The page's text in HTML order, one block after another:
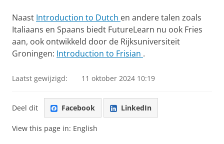
Naast Introduction to Dutch en andere talen zoals
Italiaans en Spaans biedt FutureLearn nu ook Fries
aan, ook ontwikkeld door de Rijksuniversiteit
Groningen: Introduction to Frisian .
Laatst gewijzigd: 11 oktober 2024 10:19
Deel dit Facebook LinkedIn
View this page in: English